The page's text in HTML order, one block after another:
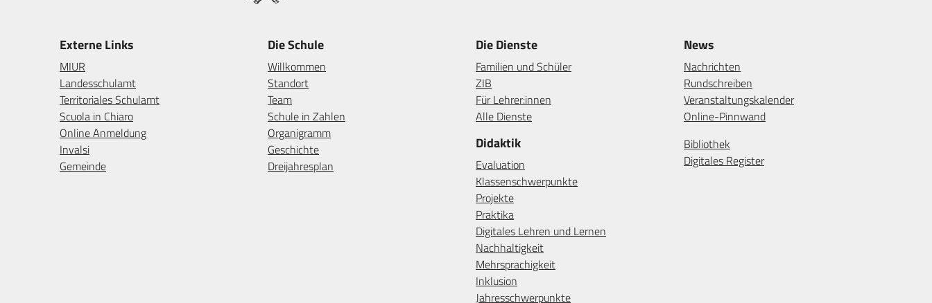
Externe Links
MIUR
Landesschulamt
Territoriales Schulamt
Scuola in Chiaro
Online Anmeldung
Invalsi
Gemeinde
Die Schule
Willkommen
Standort
Team
Schule in Zahlen
Organigramm
Geschichte
Dreijahresplan
Die Dienste
Familien und Schüler
ZIB
Für Lehrer:innen
Alle Dienste
Didaktik
Evaluation
Klassenschwerpunkte
Projekte
Praktika
Digitales Lehren und Lernen
Nachhaltigkeit
Mehrsprachigkeit
Inklusion
Jahresschwerpunkte
News
Nachrichten
Rundschreiben
Veranstaltungskalender
Online-Pinnwand
Bibliothek
Digitales Register